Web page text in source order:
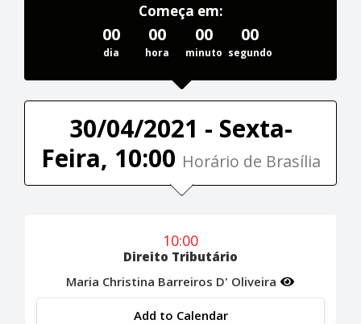
Começa em:
00
dia
00
hora
00
minuto
00
segundo
30/04/2021 - Sexta-
Feira, 10:00 Horário de Brasília
10:00
Direito Tributário
Maria Christina Barreiros D' Oliveira
Add to Calendar